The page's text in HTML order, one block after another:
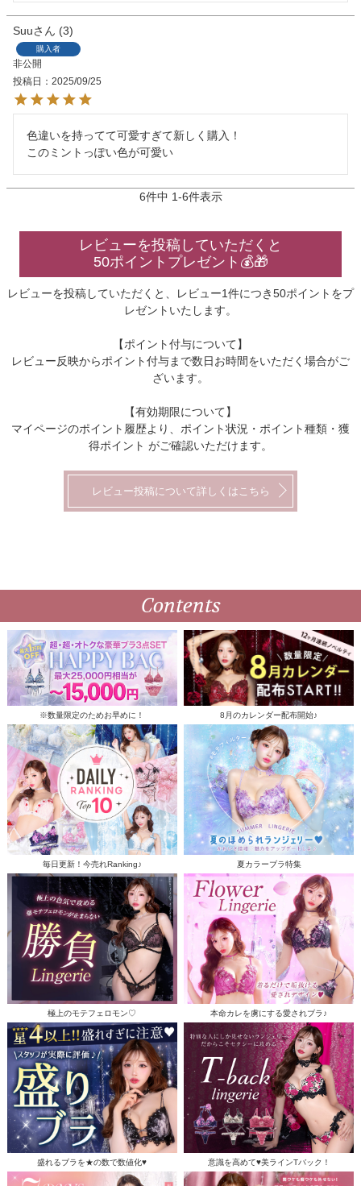
Suu 3
購入者
非公開
投稿日
2025/09/25
色違いを持ってて可愛すぎて新しく購入！
このミントっぽい色が可愛い
6件中 1-6件表示
レビューを投稿していただくと
50ポイントプレゼント💰🎁
レビューを投稿していただくと、レビュー1件につき50ポイントをプ
レゼントいたします。
【ポイント付与について】
レビュー反映からポイント付与まで数日お時間をいただく場合がご
ざいます。
【有効期限について】
マイページのポイント履歴より、ポイント状況・ポイント種類・獲
得ポイント がご確認いただけます。
レビュー投稿について詳しくはこちら
Contents
※数量限定のためお早めに！ 8月のカレンダー配布開始♪
毎日更新！今売れRanking♪ 夏カラーブラ特集
極上のモテフェロモン♡ 本命カレを虜にする愛されブラ♪
盛れるブラを★の数で数値化♥ 意識を高めて♥美ラインTバック！